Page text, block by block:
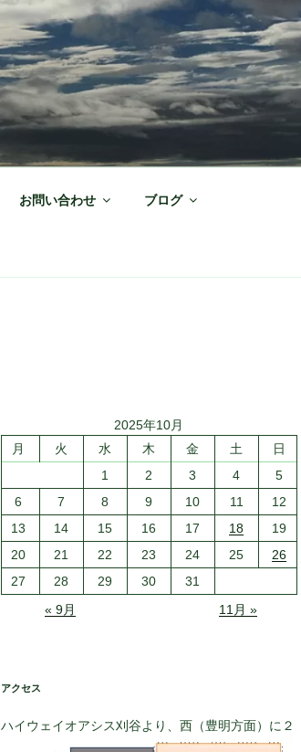
お問い合わせ ブログ
2025年10月
月
火 水 木 金 土
日
1
2 3 4
5
6
7 8 9 10 11
12
13
14 15 16 17 18
19
20
21 22 23 24 25
26
27
28 29 30
31
« 9月
11月 »
アクセス
ハイウェイオアシス刈谷より、西（豊明方面）に２